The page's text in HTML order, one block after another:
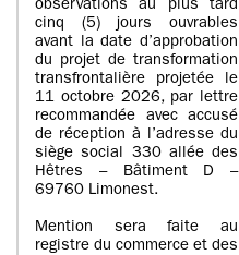
observations au plus tard
cinq (5) jours ouvrables
avant la date d’approbation
du projet de transformation
transfrontalière projetée le
11 octobre 2026, par lettre
recommandée avec accusé
de réception à l’adresse du
siège social 330 allée des
Hêtres – Bâtiment D –
69760 Limonest.
Mention sera faite au
registre du commerce et des